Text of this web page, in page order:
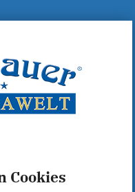
Cookies